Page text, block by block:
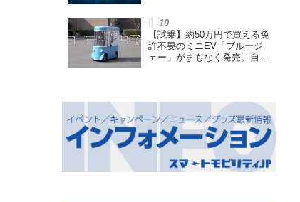
【試乗】約50万円で買える免
許不要のミニEV「ブルージ
ェー」がまもなく発売。自転